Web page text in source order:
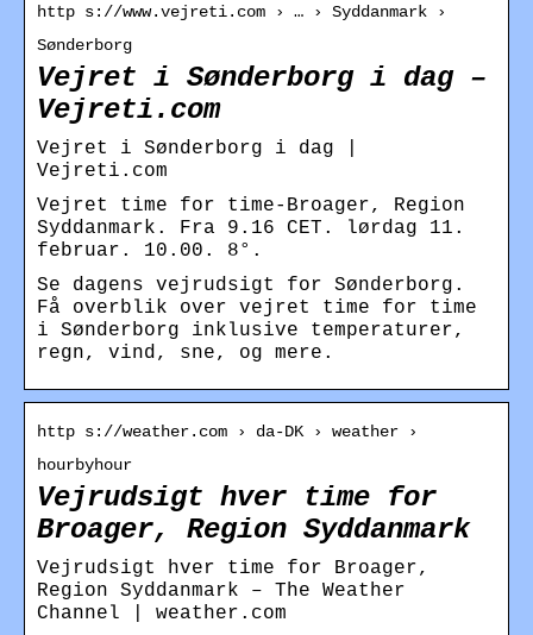
http s://www.vejreti.com › … › Syddanmark ›
Sønderborg
Vejret i Sønderborg i dag –
Vejreti.com
Vejret i Sønderborg i dag |
Vejreti.com
Vejret time for time-Broager, Region
Syddanmark. Fra 9.16 CET. lørdag 11.
februar. 10.00. 8°.
Se dagens vejrudsigt for Sønderborg.
Få overblik over vejret time for time
i Sønderborg inklusive temperaturer,
regn, vind, sne, og mere.
http s://weather.com › da-DK › weather ›
hourbyhour
Vejrudsigt hver time for
Broager, Region Syddanmark
Vejrudsigt hver time for Broager,
Region Syddanmark – The Weather
Channel | weather.com